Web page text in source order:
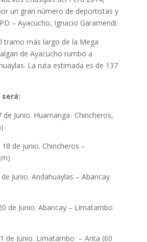
un gran número de deportistas y
– Ayacucho, Ignacio Garamendi.
tramo más largo de la Mega
de Ayacucho rumbo a
La ruta estimada es de 137
Junio. Huamanga- Chincheros,
de junio. Chincheros –
Junio. Andahuaylas – Abancay
de Junio. Abancay – Limatambo
de Junio. Limatambo – Anta (60